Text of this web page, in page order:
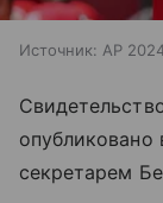
Источник: AP
опубликовано
секретарем